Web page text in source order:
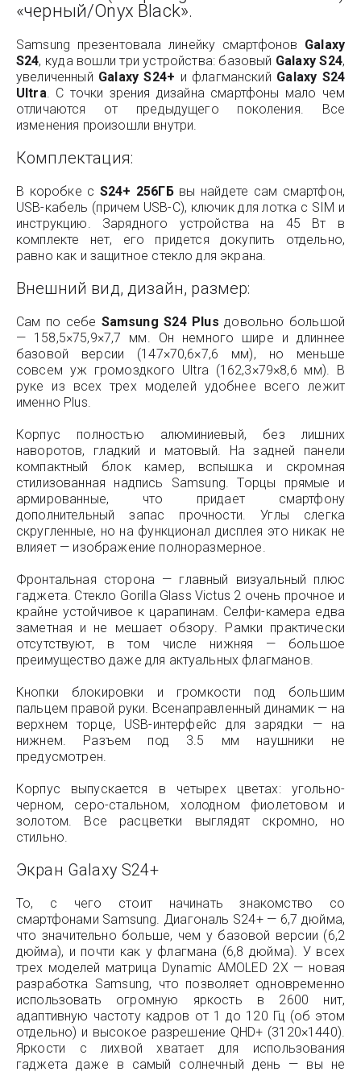
«черный/Onyx Black».
Samsung презентовала линейку смартфонов Galaxy
S24, куда вошли три устройства: базовый Galaxy S24,
увеличенный Galaxy S24+ и флагманский Galaxy S24
Ultra. С точки зрения дизайна смартфоны мало чем
отличаются от предыдущего поколения. Все
изменения произошли внутри.
Комплектация:
В коробке с S24+ 256ГБвы найдете сам смартфон,
USB-кабель (причем USB-C), ключик для лотка с SIM и
инструкцию. Зарядного устройства на 45 Вт в
комплекте нет, его придется докупить отдельно,
равно как и защитное стекло для экрана.
Внешний вид, дизайн, размер:
Сам по себе Samsung S24 Plus довольно большой
— 158,5×75,9×7,7 мм. Он немного шире и длиннее
базовой версии (147×70,6×7,6 мм), но меньше
совсем уж громоздкого Ultra (162,3×79×8,6 мм). В
руке из всех трех моделей удобнее всего лежит
именно Plus.
Корпус полностью алюминиевый, без лишних
наворотов, гладкий и матовый. На задней панели
компактный блок камер, вспышка и скромная
стилизованная надпись Samsung. Торцы прямые и
армированные, что придает смартфону
дополнительный запас прочности. Углы слегка
скругленные, но на функционал дисплея это никак не
влияет — изображение полноразмерное.
Фронтальная сторона — главный визуальный плюс
гаджета. Стекло Gorilla Glass Victus 2 очень прочное и
крайне устойчивое к царапинам. Селфи-камера едва
заметная и не мешает обзору. Рамки практически
отсутствуют, в том числе нижняя — большое
преимущество даже для актуальных флагманов.
Кнопки блокировки и громкости под большим
пальцем правой руки. Всенаправленный динамик — на
верхнем торце, USB-интерфейс для зарядки — на
нижнем. Разъем под 3.5 мм наушники не
предусмотрен.
Корпус выпускается в четырех цветах: угольно-
черном, серо-стальном, холодном фиолетовом и
золотом. Все расцветки выглядят скромно, но
стильно.
Экран Galaxy S24+
То, с чего стоит начинать знакомство со
смартфонами Samsung. Диагональ S24+ — 6,7 дюйма,
что значительно больше, чем у базовой версии (6,2
дюйма), и почти как у флагмана (6,8 дюйма). У всех
трех моделей матрица Dynamic AMOLED 2X — новая
разработка Samsung, что позволяет одновременно
использовать огромную яркость в 2600 нит,
адаптивную частоту кадров от 1 до 120 Гц (об этом
отдельно) и высокое разрешение QHD+ (3120×1440).
Яркости с лихвой хватает для использования
гаджета даже в самый солнечный день — вы не